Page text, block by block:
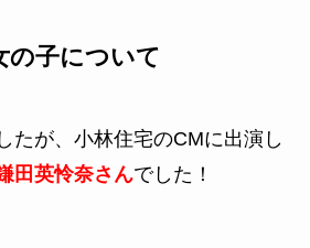
の子について
たが、小林住宅のCMに出演し
田英怜奈さんでした！